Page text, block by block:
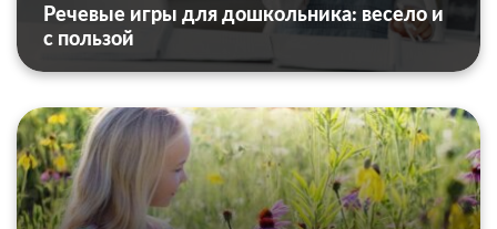
Речевые игры для дошкольника: весело и
с пользой